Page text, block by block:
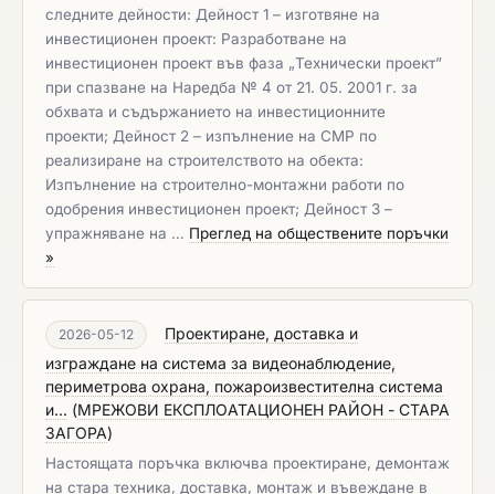
следните дейности: Дейност 1 – изготвяне на
инвестиционен проект: Разработване на
инвестиционен проект във фаза „Технически проект”
при спазване на Наредба № 4 от 21. 05. 2001 г. за
обхвата и съдържанието на инвестиционните
проекти; Дейност 2 – изпълнение на СМР по
реализиране на строителството на обекта:
Изпълнение на строително-монтажни работи по
одобрения инвестиционен проект; Дейност 3 –
упражняване на … Преглед на обществените поръчки
»
2026-05-12
Проектиране, доставка и
изграждане на система за видеонаблюдение,
периметрова охрана, пожароизвестителна система
и... (МРЕЖОВИ ЕКСПЛОАТАЦИОНЕН РАЙОН - СТАРА
ЗАГОРА)
Настоящата поръчка включва проектиране, демонтаж
на стара техника, доставка, монтаж и въвеждане в